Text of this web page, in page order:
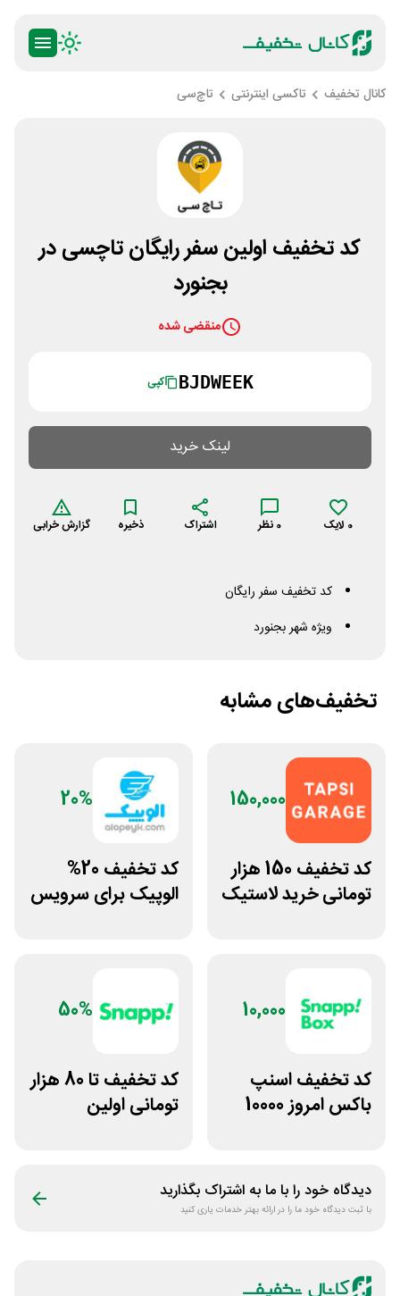
کانال تخفیف تاکسی اینترنتی تاچ‌سی
کد تخفیف اولین سفر رایگان تاچسی در
بجنورد
منقضی شده
BJDWEEK کپی
لینک خرید
0 لایک 0 نظر اشتراک ذخیره گزارش خرابی
کد تخفیف سفر رایگان
ویژه شهر بجنورد
تخفیف‌های مشابه
150,000
کد تخفیف 150 هزار
تومانی خرید لاستیک
20%
کد تخفیف 20%
الوپیک برای سرویس
10,000
کد تخفیف اسنپ
باکس امروز 10000
50%
کد تخفیف تا 80 هزار
تومانی اولین
دیدگاه خود را با ما به اشتراک بگذارید
با ثبت دیدگاه خود ما را در ارائه بهتر خدمات یاری کنید